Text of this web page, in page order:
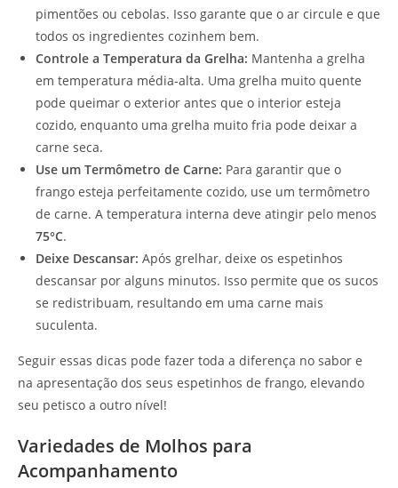
pimentões ou cebolas. Isso garante que o ar circule e que
todos os ingredientes cozinhem bem.
Controle a Temperatura da Grelha: Mantenha a grelha
em temperatura média-alta. Uma grelha muito quente
pode queimar o exterior antes que o interior esteja
cozido, enquanto uma grelha muito fria pode deixar a
carne seca.
Use um Termômetro de Carne: Para garantir que o
frango esteja perfeitamente cozido, use um termômetro
de carne. A temperatura interna deve atingir pelo menos
75°C.
Deixe Descansar: Após grelhar, deixe os espetinhos
descansar por alguns minutos. Isso permite que os sucos
se redistribuam, resultando em uma carne mais
suculenta.
Seguir essas dicas pode fazer toda a diferença no sabor e
na apresentação dos seus espetinhos de frango, elevando
seu petisco a outro nível!
Variedades de Molhos para
Acompanhamento